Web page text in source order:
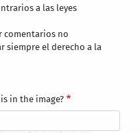
a las leyes
comentarios no
siempre el derecho a la
in the image?